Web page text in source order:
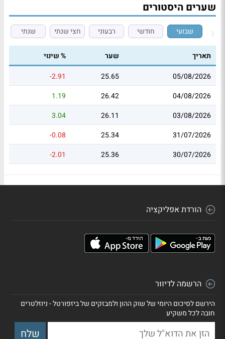
שערים היסטורים
שבועי חודשי רבעוני חצי שנתי שנתי
תאריך שער
% שינוי
05/08/2026
25.65
-2.91
04/08/2026
26.42
1.19
03/08/2026
26.11
3.04
31/07/2026
25.34
-0.08
30/07/2026
25.36
-2.01
הורדת אפליקציה
הרשמה לדיוור
הירשם לסיכום היומי של שוק ההון ולמבזקים של ביזפורטל - ניוזלטרים
חובה לכל משקיע